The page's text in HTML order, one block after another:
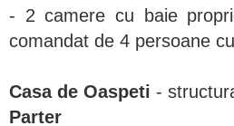
- 2 camere cu baie
comandat de 4 persoane
Casa de Oaspeti -
Parter